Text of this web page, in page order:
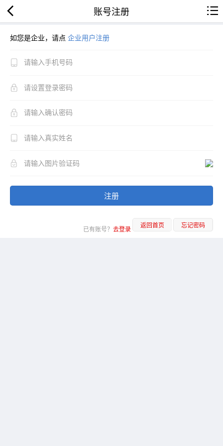
账号注册
如您是企业，请点 企业用户注册
注册
已有账号？ 去登录 返回首页 忘记密码